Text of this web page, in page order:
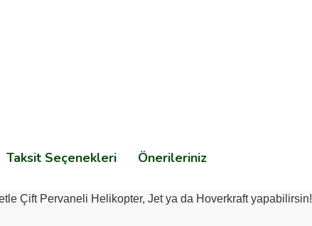
Taksit Seçenekleri Önerileriniz
Çift Pervaneli Helikopter, Jet ya da Hoverkraft yapabilirsin!